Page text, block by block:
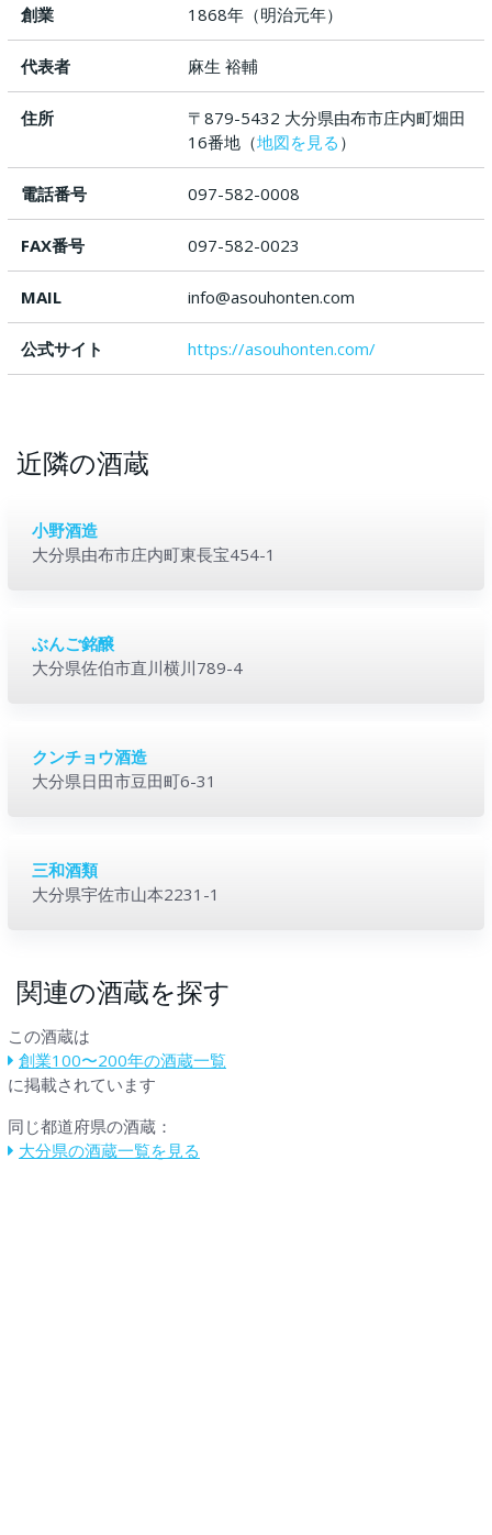
創業 1868年（明治元年）
代表者 麻生 裕輔
住所
〒879-5432 大分県由布市庄内町畑田
16番地（地図を見る ）
電話番号 097-582-0008
FAX番号 097-582-0023
MAIL info@asouhonten.com
公式サイト https://asouhonten.com/
近隣の酒蔵
小野酒造
大分県由布市庄内町東長宝454-1
ぶんご銘醸
大分県佐伯市直川横川789-4
クンチョウ酒造
大分県日田市豆田町6-31
三和酒類
大分県宇佐市山本2231-1
関連の酒蔵を探す
この酒蔵は
創業100〜200年の酒蔵一覧
に掲載されています
同じ都道府県の酒蔵：
大分県の酒蔵一覧を見る